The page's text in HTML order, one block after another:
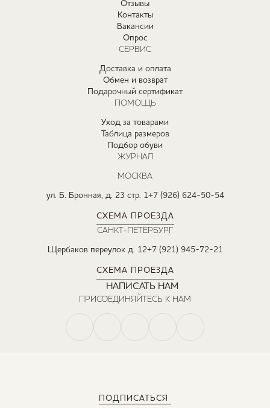
ПОДПИСАТЬСЯ
Отзывы
Контакты
Вакансии
Опрос
СЕРВИС
Доставка и оплата
Обмен и возврат
Подарочный сертификат
ПОМОЩЬ
Уход за товарами
Таблица размеров
Подбор обуви
ЖУРНАЛ
МОСКВА
ул. Б. Бронная, д. 23 стр. 1+7 (926) 624-50-54
СХЕМА ПРОЕЗДА
САНКТ-ПЕТЕРБУРГ
Щербаков переулок д. 12+7 (921) 945-72-21
СХЕМА ПРОЕЗДА
НАПИСАТЬ НАМ
ПРИСОЕДИНЯЙТЕСЬ К НАМ